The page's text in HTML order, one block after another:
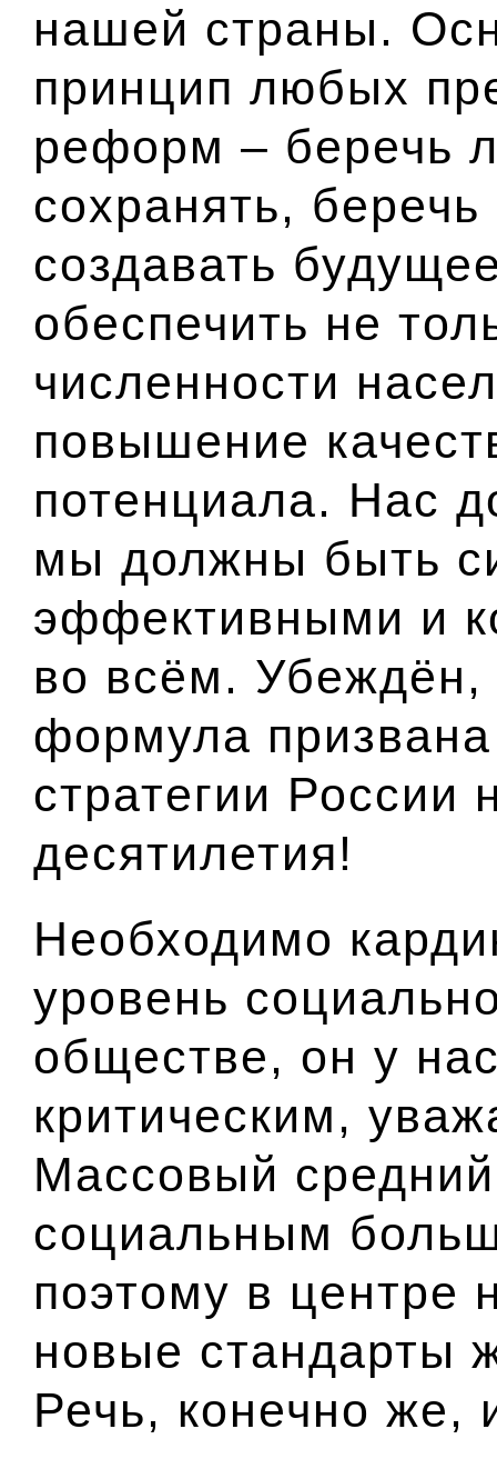
нашей страны.
принцип любых
реформ – беречь
сохранять,
создавать
обеспечить не
численности
повышение
потенциала. Нас
мы должны быть
эффективными и
во всём. Убеждён,
формула
стратегии
десятилетия!
Необходимо
уровень
обществе, он у
критическим,
Массовый
социальным
поэтому в центре
новые стандарты
Речь, конечно же,